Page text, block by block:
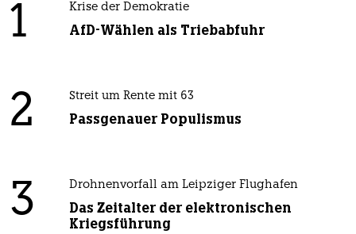
1 Krise der Demokratie
AfD-Wählen als Triebabfuhr
2 Streit um Rente mit 63
Passgenauer Populismus
3 Drohnenvorfall am Leipziger Flughafen
Das Zeitalter der elektronischen
Kriegsführung